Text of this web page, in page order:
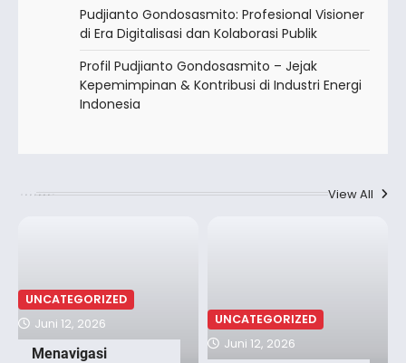
Pudjianto Gondosasmito: Profesional Visioner
di Era Digitalisasi dan Kolaborasi Publik
Profil Pudjianto Gondosasmito – Jejak
Kepemimpinan & Kontribusi di Industri Energi
Indonesia
View All
UNCATEGORIZED
Menavigasi
Juni 12, 2026 UNCATEGORIZED
Juni 12, 2026